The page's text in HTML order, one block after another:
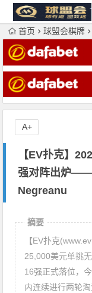
首页 球盟会棋牌
【EV扑克】
强对阵出炉——
Negreanu
A+
摘要
【EV扑克
25,000美元单挑
16强正式落位，
内连续进行两轮